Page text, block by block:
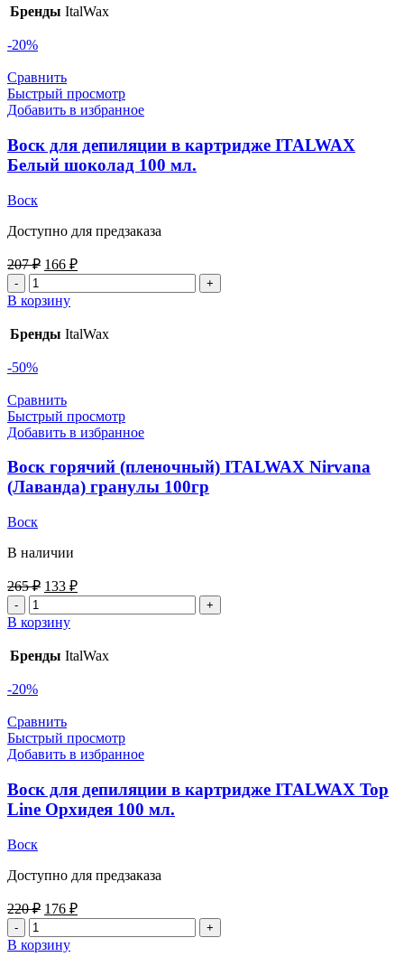
Бренды ItalWax
-20%
Сравнить
Быстрый просмотр
Добавить в избранное
Воск для депиляции в картридже ITALWAX
Белый шоколад 100 мл.
Воск
Доступно для предзаказа
207₽ 166 ₽
В корзину
Бренды ItalWax
-50%
Сравнить
Быстрый просмотр
Добавить в избранное
Воск горячий (пленочный) ITALWAX Nirvana
(Лаванда) гранулы 100гр
Воск
В наличии
265₽ 133 ₽
В корзину
Бренды ItalWax
-20%
Сравнить
Быстрый просмотр
Добавить в избранное
Воск для депиляции в картридже ITALWAX Top
Line Орхидея 100 мл.
Воск
Доступно для предзаказа
220₽ 176 ₽
В корзину